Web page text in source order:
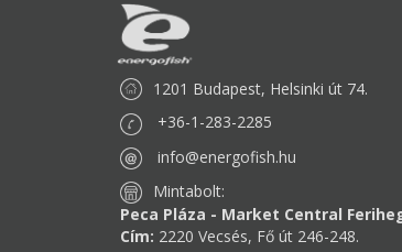
1201 Budapest, Helsinki út 74.
+36-1-283-2285
info@energofish.hu
Mintabolt:
Peca Pláza - Market Central
Cím: 2220 Vecsés, Fő út 246-248.